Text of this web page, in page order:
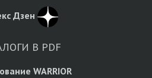
Дзен
В PDF
WARRIOR